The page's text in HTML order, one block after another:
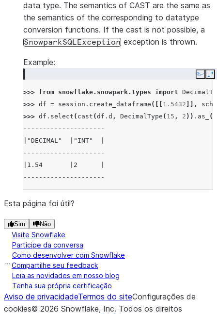
data type. The semantics of CAST are the same as
the semantics of the corresponding to datatype
conversion functions. If the cast is not possible, a
SnowparkSQLException exception is thrown.
Example:
Copy
>>> from snowflake.snowpark.types import
>>> df = session . create_dataframe ([[ 1.5432 ]],
>>> df . select ( cast (df . d , DecimalType ( 15 , 2 )) . as_ (
---------------------
|"DECIMAL"  |"INT"  |
---------------------
|1.54       |2      |
---------------------
Esta página foi útil?
Sim Não
Visite Snowflake
Participe da conversa
Como desenvolver com Snowflake
Compartilhe seu feedback
Leia as novidades em nosso blog
Tenha sua própria certificação
Aviso de privacidadeTermos do siteConfigurações de
cookies© 2026 Snowflake, Inc. Todos os direitos